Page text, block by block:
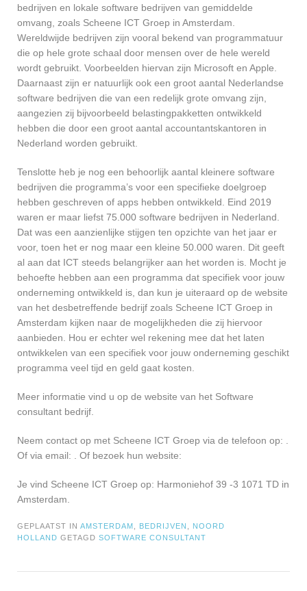
bedrijven en lokale software bedrijven van gemiddelde
omvang, zoals Scheene ICT Groep in Amsterdam.
Wereldwijde bedrijven zijn vooral bekend van programmatuur
die op hele grote schaal door mensen over de hele wereld
wordt gebruikt. Voorbeelden hiervan zijn Microsoft en Apple.
Daarnaast zijn er natuurlijk ook een groot aantal Nederlandse
software bedrijven die van een redelijk grote omvang zijn,
aangezien zij bijvoorbeeld belastingpakketten ontwikkeld
hebben die door een groot aantal accountantskantoren in
Nederland worden gebruikt.
Tenslotte heb je nog een behoorlijk aantal kleinere software
bedrijven die programma’s voor een specifieke doelgroep
hebben geschreven of apps hebben ontwikkeld. Eind 2019
waren er maar liefst 75.000 software bedrijven in Nederland.
Dat was een aanzienlijke stijgen ten opzichte van het jaar er
voor, toen het er nog maar een kleine 50.000 waren. Dit geeft
al aan dat ICT steeds belangrijker aan het worden is. Mocht je
behoefte hebben aan een programma dat specifiek voor jouw
onderneming ontwikkeld is, dan kun je uiteraard op de website
van het desbetreffende bedrijf zoals Scheene ICT Groep in
Amsterdam kijken naar de mogelijkheden die zij hiervoor
aanbieden. Hou er echter wel rekening mee dat het laten
ontwikkelen van een specifiek voor jouw onderneming geschikt
programma veel tijd en geld gaat kosten.
Meer informatie vind u op de website van het Software
consultant bedrijf.
Neem contact op met Scheene ICT Groep via de telefoon op: .
Of via email:
. Of bezoek hun website:
Je vind Scheene ICT Groep op: Harmoniehof 39 -3 1071 TD in
Amsterdam.
GEPLAATST IN AMSTERDAM BEDRIJVEN
NOORD
HOLLAND GETAGD SOFTWARE CONSULTANT